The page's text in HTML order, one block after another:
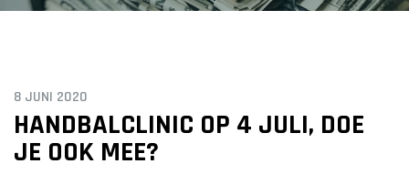
B1
Sponsor worden
8 JUNI 2020
HANDBALCLINIC OP 4 JULI, DOE
JE OOK MEE?